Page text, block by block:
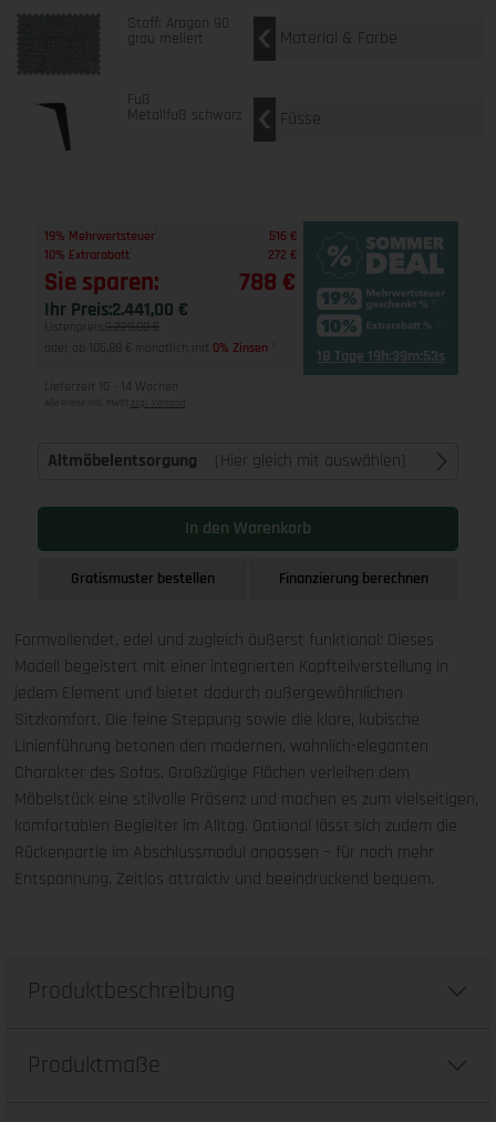
Stoff: Aragon 90
grau meliert Material & Farbe
Fuß
Metallfuß schwarz Füsse
19% Mehrwertsteuer
516 €
10% Extrarabatt
272 €
Sie sparen: 788 €
Ihr Preis:2.441,00 €
Listenpreis: 3.229,00 €
oder ab 105,88 € monatlich mit 0% Zinsen 18 Tage 19h:39m:52s
Lieferzeit 10 - 14 Wochen
Alle Preise inkl. MwSt zzgl. Versand
Altmöbelentsorgung (Hier gleich mit auswählen)
In den Warenkorb
Gratismuster bestellen Finanzierung berechnen
Formvollendet, edel und zugleich äußerst funktional: Dieses
Modell begeistert mit einer integrierten Kopfteilverstellung in
jedem Element und bietet dadurch außergewöhnlichen
Sitzkomfort. Die feine Steppung sowie die klare, kubische
Linienführung betonen den modernen, wohnlich-eleganten
Charakter des Sofas. Großzügige Flächen verleihen dem
Möbelstück eine stilvolle Präsenz und machen es zum vielseitigen,
komfortablen Begleiter im Alltag. Optional lässt sich zudem die
Rückenpartie im Abschlussmodul anpassen – für noch mehr
Entspannung. Zeitlos attraktiv und beeindruckend bequem.
Produktbeschreibung
Produktmaße